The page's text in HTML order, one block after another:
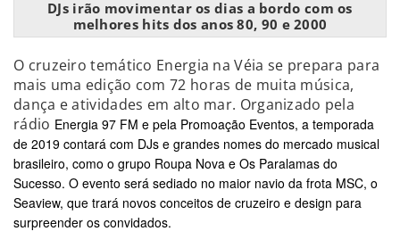
DJs irão movimentar os dias a bordo com os
melhores hits dos anos 80, 90 e 2000
O cruzeiro temático Energia na Véia se prepara para
mais uma edição com 72 horas de muita música,
dança e atividades em alto mar. Organizado pela
rádio Energia 97 FM e pela Promoação Eventos, a temporada
de 2019 contará com DJs e grandes nomes do mercado musical
brasileiro, como o grupo Roupa Nova e Os Paralamas do
Sucesso. O evento será sediado no maior navio da frota MSC, o
Seaview, que trará novos conceitos de cruzeiro e design para
surpreender os convidados.